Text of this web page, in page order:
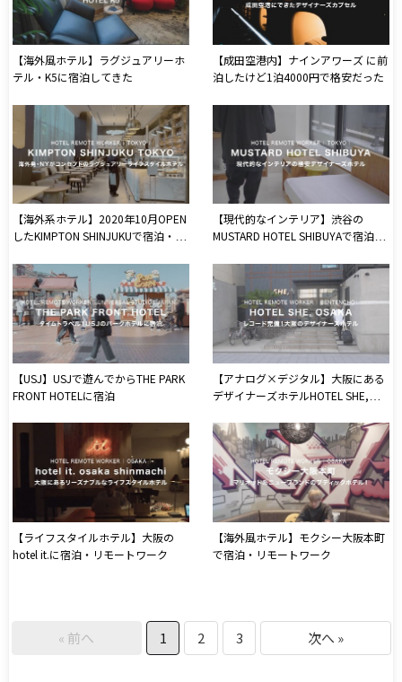
【海外風ホテル】ラグジュアリーホ
テル・K5に宿泊してきた
【成田空港内】ナインアワーズ に前
泊したけど1泊4000円で格安だった
【海外系ホテル】2020年10月OPEN
したKIMPTON SHINJUKUで宿泊・リ
【現代的なインテリア】渋谷の
MUSTARD HOTEL SHIBUYAで宿泊・
【USJ】USJで遊んでからTHE PARK
FRONT HOTELに宿泊
【アナログ×デジタル】大阪にある
デザイナーズホテルHOTEL SHE,で
【ライフスタイルホテル】大阪の
hotel it.に宿泊・リモートワーク
【海外風ホテル】モクシー大阪本町
で宿泊・リモートワーク
« 前へ 1 2 3 次へ »